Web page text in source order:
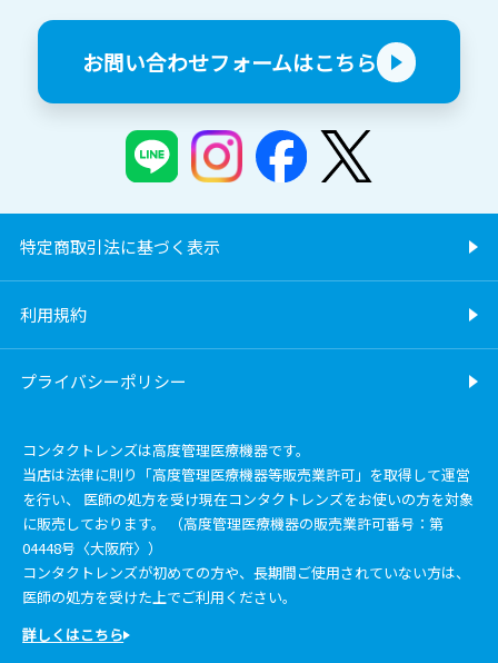
お問い合わせフォームはこちら
特定商取引法に基づく表示
利用規約
プライバシーポリシー
コンタクトレンズは高度管理医療機器です。
当店は法律に則り「高度管理医療機器等販売業許可」を取得して運営
を行い、 医師の処方を受け現在コンタクトレンズをお使いの方を対象
に販売しております。 （高度管理医療機器の販売業許可番号：第
04448号〈大阪府〉）
コンタクトレンズが初めての方や、長期間ご使用されていない方は、
医師の処方を受けた上でご利用ください。
詳しくはこちら